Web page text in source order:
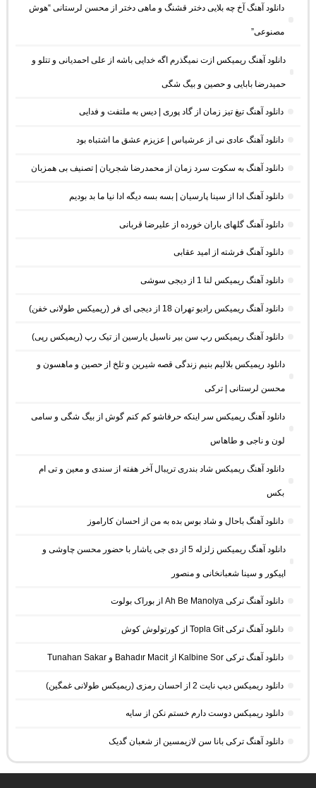
دانلود آهنگ آخ چه بلایی دختر قشنگ و ماهی دختر از محسن لرستانی “هوش
مصنوعی”
دانلود آهنگ ریمیکس ازت نمیگذرم اگه خدایی باشه از علی احمدیانی و تتلو و
حمیدرضا بابایی و حصین و بیگ شگی
دانلود آهنگ تیغ تیز زمان از گاد پوری | دیس به ملتفت و فدایی
دانلود آهنگ عادی نی از عرشیاس | عزیزم عشق ما اشتباه بود
دانلود آهنگ به سکوت سرد زمان از محمدرضا شجریان | تصنیف بی همزبان
دانلود آهنگ ادا از سینا پارسیان | بسه بسه دیگه ادا نیا ما بد بودیم
دانلود آهنگ گلهای باران خورده از علیرضا قربانی
دانلود آهنگ فرشته از امید عقابی
دانلود آهنگ ریمیکس لنا 1 از دیجی سوشی
دانلود آهنگ ریمیکس رادیو تهران 18 از دیجی ای فر (ریمیکس طولانی خفن)
دانلود آهنگ ریمیکس رپ سن بیر ناسیل یارسین از تیک رپ (ریمیکس رپی)
دانلود ریمیکس بلالیم بنیم زندگی قصه شیرین و تلخ از حصین و ماهسون و
محسن لرستانی | ترکی
دانلود آهنگ ریمیکس سر اینکه حرفاشو کم کنم گوش از بیگ شگی و سامی
لون و ناجی و طاهاس
دانلود آهنگ ریمیکس شاد بندری تریبال آخر هفته از سندی و معین و تی ام
بکس
دانلود آهنگ باحال و شاد بوس بده به من از احسان کاراموز
دانلود آهنگ ریمیکس زلزله 5 از دی جی یاشار با حضور محسن چاوشی و
اپیکور و سینا شعبانخانی و منصور
دانلود آهنگ ترکی Ah Be Manolya از بوراک بولوت
دانلود آهنگ ترکی Topla Git از کورتولوش کوش
دانلود آهنگ ترکی Kalbine Sor از Bahadır Macit و Tunahan Sakar
دانلود ریمیکس دیپ نایت 2 از احسان رمزی (ریمیکس طولانی غمگین)
دانلود ریمیکس دوست دارم خستم نکن از سایه
دانلود آهنگ ترکی بانا سن لازیمسین از شعبان گدیک